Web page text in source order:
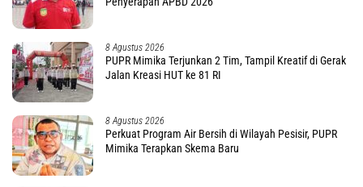
8 Agustus 2026
PUPR Mimika Terjunkan 2 Tim, Tampil Kreatif di Gerak
Jalan Kreasi HUT ke 81 RI
8 Agustus 2026
Perkuat Program Air Bersih di Wilayah Pesisir, PUPR
Mimika Terapkan Skema Baru